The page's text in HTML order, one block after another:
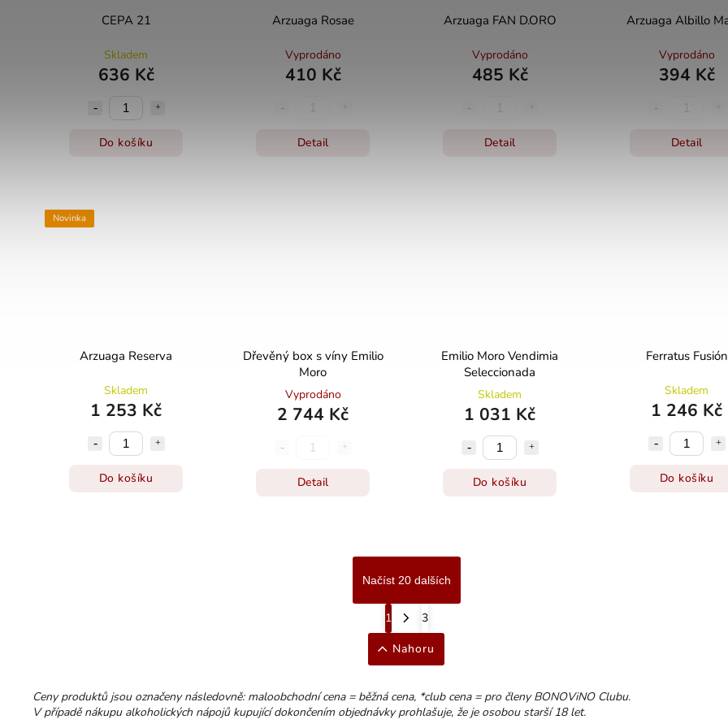
CEPA 21
Skladem
636 Kč
Do košíku
Arzuaga Rosae
Vyprodáno
410 Kč
Detail
Arzuaga FAN D.ORO
Vyprodáno
485 Kč
Detail
Arzuaga Albillo
Vyprodáno
394 Kč
Detail
Novinka
Arzuaga Reserva
Skladem
1 253 Kč
Do košíku
Dřevěný box s víny Emilio
Moro
Vyprodáno
2 744 Kč
Detail
Emilio Moro Vendimia
Seleccionada
Skladem
1 031 Kč
Do košíku
Ferratus Fusión
Skladem
1 246 Kč
Do košíku
Načíst 20 dalších
1
3
Nahoru
Ceny produktů jsou označeny následovně: maloobchodní cena = běžná cena, *club cena = pro členy BONOViNO Clubu.
V případě nákupu alkoholických nápojů kupující dokončením objednávky prohlašuje, že je osobou starší 18 let.